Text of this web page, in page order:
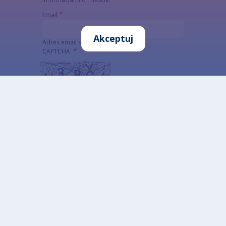
Email
Adres email subskrybenta
CAPTCHA
Akceptuj